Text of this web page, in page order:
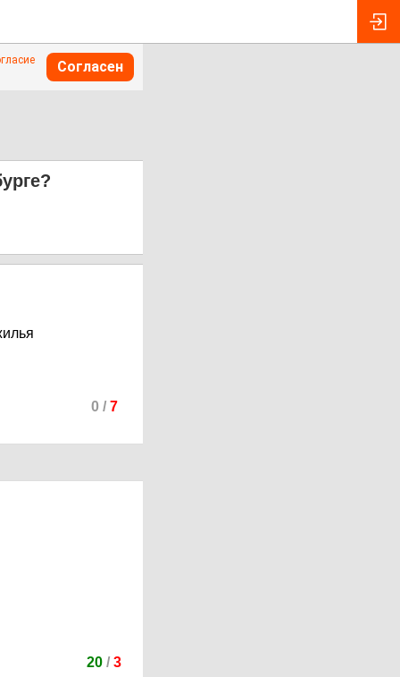
Согласен
0 / 7
20 / 3